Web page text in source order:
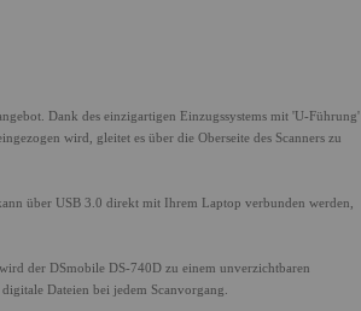
Dank des einzigartigen Einzugssystems mit 'U-Führung'
wird, gleitet es über die Oberseite des Scanners zu
über USB 3.0 direkt mit Ihrem Laptop verbunden werden,
der DSmobile DS-740D zu einem unverzichtbaren
Dateien bei jedem Scanvorgang.